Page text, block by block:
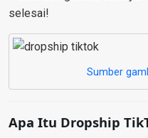
selesai!
Sumber
Apa Itu Dropship